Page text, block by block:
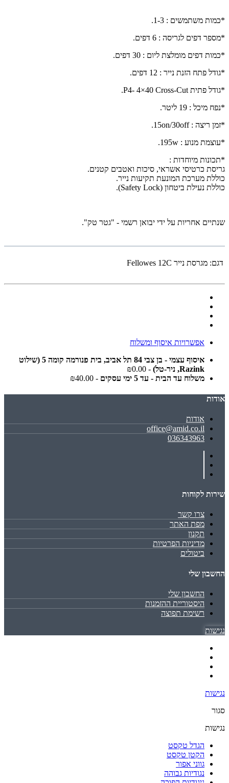
*כמות משתמשים : 1-3.
*מספר דפים לגריסה : 6 דפים.
*כמות דפים מומלצת ליום : 30 דפים.
*גודל פתח הזנת נייר : 12 דפים.
*גודל פתית .P4- 4×40 Cross-Cut
*נפח מיכל : 19 ליטר.
*זמן ריצה :.15on/30off
*עוצמת מנוע : .195w
*תכונות מיוחדות :
גריסת כרטיסי אשראי, סיכות ואטבים קטנים.
כוללת מערכת המונעת תקיעות נייר.
כוללת נעילת ביטחון .(Safety Lock)
שנתיים אחריות על ידי יבואן רשמי - "גטר טק".
דגם: מגרסת נייר Fellowes 12C
אפשרויות איסוף ומשלוח
איסוף עצמי - בן צבי 84 תל אביב, בית פנורמה קומה 5 (שילוט
Razink, ניר-טל)
- ₪0.00
משלוח עד הבית - עד 5 ימי עסקים
- ₪40.00
אודות
אודות
office@amid.co.il
036343963
שירות לקוחות
צרו קשר
מפת האתר
תקנון
מדיניות הפרטיות
ביטולים
החשבון שלי
החשבון שלי
היסטוריית ההזמנות
רשימת תפוצה
נגישות
נגישות
סגור
נגישות
הגדל טקסט
הקטן טקסט
גווני אפור
נגודיות גבוהה